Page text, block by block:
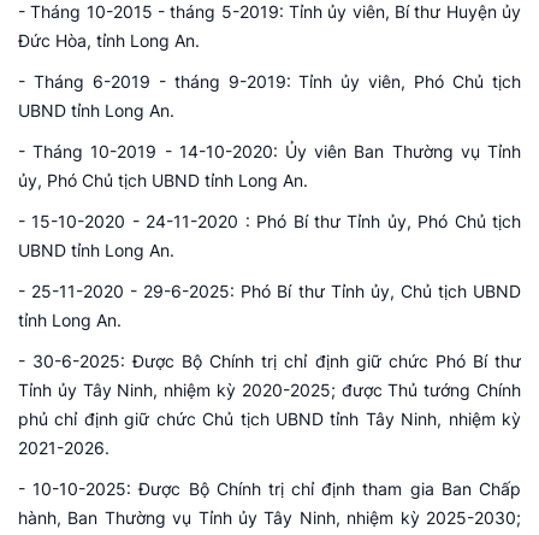
- Tháng 10-2015 - tháng 5-2019: Tỉnh ủy viên, Bí thư Huyện ủy
Đức Hòa, tỉnh Long An.
- Tháng 6-2019 - tháng 9-2019: Tỉnh ủy viên, Phó Chủ tịch
UBND tỉnh Long An.
- Tháng 10-2019 - 14-10-2020: Ủy viên Ban Thường vụ Tỉnh
ủy, Phó Chủ tịch UBND tỉnh Long An.
- 15-10-2020 - 24-11-2020 : Phó Bí thư Tỉnh ủy, Phó Chủ tịch
UBND tỉnh Long An.
- 25-11-2020 - 29-6-2025: Phó Bí thư Tỉnh ủy, Chủ tịch UBND
tỉnh Long An.
- 30-6-2025: Được Bộ Chính trị chỉ định giữ chức Phó Bí thư
Tỉnh ủy Tây Ninh, nhiệm kỳ 2020-2025; được Thủ tướng Chính
phủ chỉ định giữ chức Chủ tịch UBND tỉnh Tây Ninh, nhiệm kỳ
2021-2026.
- 10-10-2025: Được Bộ Chính trị chỉ định tham gia Ban Chấp
hành, Ban Thường vụ Tỉnh ủy Tây Ninh, nhiệm kỳ 2025-2030;